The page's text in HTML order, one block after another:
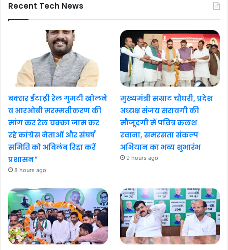
Recent Tech News
बक्सर ईटाढ़ी रेल गुमटी खोलने
व आरओबी मरम्मतीकरण की
मांग कर रेल चक्का जाम कर
रहे कांग्रेस नेताओं और संघर्ष
समिति को अविलंब रिहा करें
प्रशासन*
8 hours ago
मुख्यमंत्री सम्राट चौधरी, प्रदेश
अध्यक्ष संजय सरावगी की
मौजूदगी में पवित्र कलश
रवाना, समरसता संकल्प
अभियान का भव्य शुभारंभ
9 hours ago